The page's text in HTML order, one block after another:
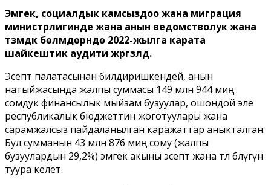
Эмгек, социалдык камсыздоо жана миграция
министрлигинде жана анын ведомстволук жана
түзүмдүк бөлүмдөрүндө 2022-жылга карата
шайкештик аудити жүргүзүлдү.
Эсептөө палатасынан билдиришкендей, анын
натыйжасында жалпы суммасы 149 млн 944 миң
сомдук финансылык мыйзам бузуулар, ошондой эле
республикалык бюджеттин жоготуулары жана
сарамжалсыз пайдаланылган каражаттар аныкталган.
Бул сумманын 43 млн 876 миң сому (жалпы
бузуулардын 29,2%) эмгек акыны эсептөө жана төлөө бөлүгүнө
туура келет.